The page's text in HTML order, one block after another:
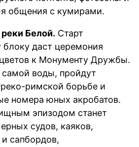
общения с кумирами.
Белой. Старт
блоку даст церемония
к Монументу Дружбы.
воды, пройдут
римской борьбе и
номера юных акробатов.
эпизодом станет
судов, каяков,
сапбордов,